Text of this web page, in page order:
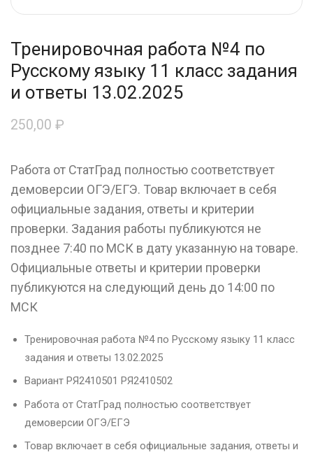
Тренировочная работа №4 по
Русскому языку 11 класс задания
и ответы 13.02.2025
250,00 ₽
Работа от СтатГрад полностью соответствует
демоверсии ОГЭ/ЕГЭ. Товар включает в себя
официальные задания, ответы и критерии
проверки. Задания работы публикуются не
позднее 7:40 по МСК в дату указанную на товаре.
Официальные ответы и критерии проверки
публикуются на следующий день до 14:00 по
МСК
Тренировочная работа №4 по Русскому языку 11 класс
задания и ответы 13.02.2025
Вариант РЯ2410501 РЯ2410502
Работа от СтатГрад полностью соответствует
демоверсии ОГЭ/ЕГЭ
Товар включает в себя официальные задания, ответы и